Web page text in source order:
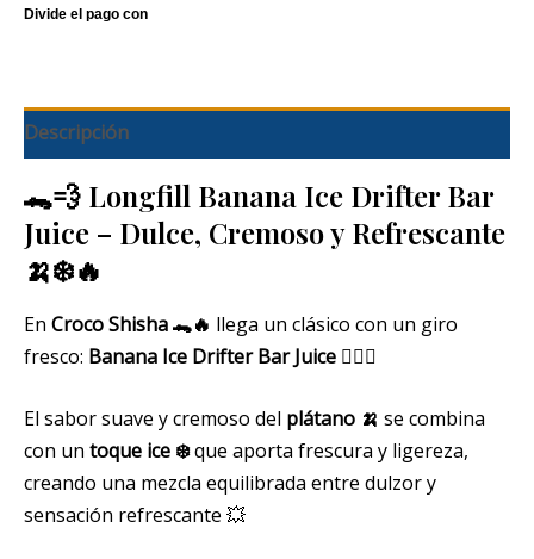
Descripción
🐊💨 Longfill Banana Ice Drifter Bar
Juice – Dulce, Cremoso y Refrescante
🍌❄️🔥
En Croco Shisha 🐊🔥 llega un clásico con un giro
fresco: Banana Ice Drifter Bar Juice 😮‍💨💚
El sabor suave y cremoso del plátano 🍌 se combina
con un toque ice ❄️que aporta frescura y ligereza,
creando una mezcla equilibrada entre dulzor y
sensación refrescante 💥